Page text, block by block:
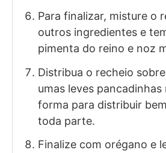
Para finalizar, misture o
outros ingredientes e
pimenta do reino e noz
Distribua o recheio
umas leves
forma para distribuir
toda parte.
Finalize com orégano e